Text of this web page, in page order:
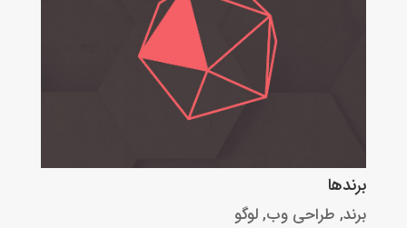
برندها
برند, طراحی وب,لوگو